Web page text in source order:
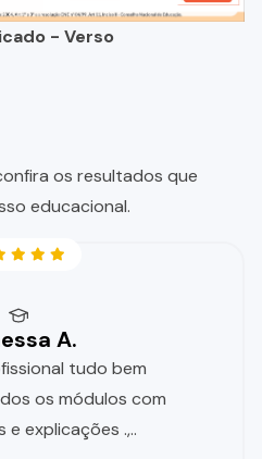
- Verso
os resultados que
educacional.
A.
tudo bem
os módulos com
e explicações .,..